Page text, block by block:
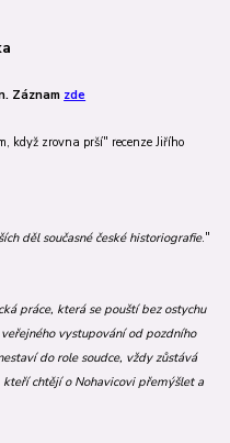
Záznam zde
když zrovna prší" recenze Jiřího
děl současné české historiografie."
práce, která se pouští bez ostychu
vystupování od pozdního
do role soudce, vždy zůstává
chtějí o Nohavicovi přemýšlet a